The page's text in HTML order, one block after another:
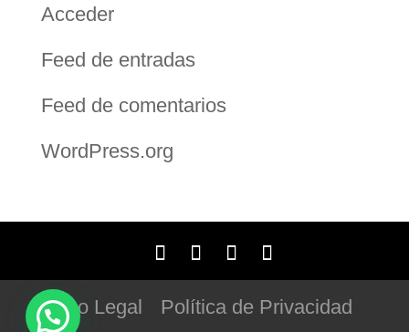
Acceder
Feed de entradas
Feed de comentarios
WordPress.org
Aviso Legal
Política de Privacidad